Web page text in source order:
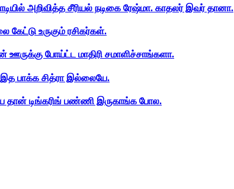
அறிவித்த சீரியல் நடிகை ரேஷ்மா. காதலர் இவர் தானா.
கேட்டு உருகும் ரசிகர்கள்.
போய்ட்ட மாதிரி சமாளிச்சாங்களா.
பாக்க சித்ரா இல்லையே.
தான் டிங்கரிங் பண்ணி இருகாங்க போல.